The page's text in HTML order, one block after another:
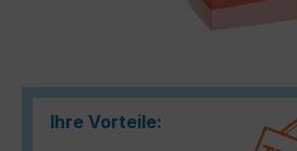
Ihre Vorteile: